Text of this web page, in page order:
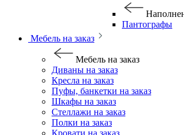
Пантографы
Мебель на заказ
Мебель на заказ
Диваны на заказ
Кресла на заказ
Пуфы, банкетки на заказ
Шкафы на заказ
Стеллажи на заказ
Полки на заказ
Кровати на заказ